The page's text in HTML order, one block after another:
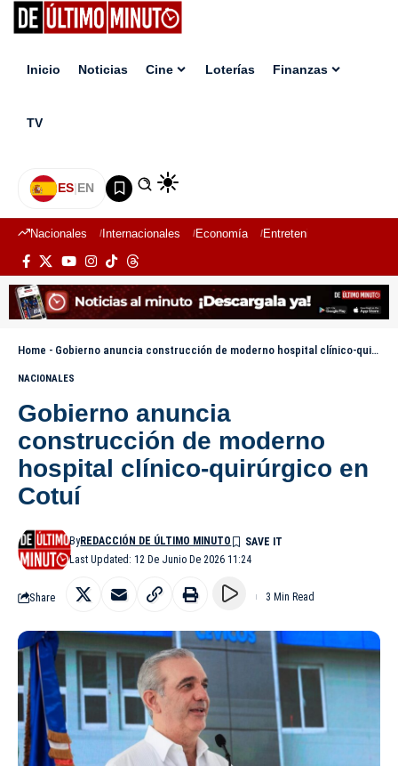
Inicio Noticias Cine Loterías Finanzas
TV
ES|EN
Nacionales Internacionales Economía Entretenimiento
Home - Gobierno anuncia construcción de moderno hospital clínico-quirúrgico en Cotuí
NACIONALES
Gobierno anuncia
construcción de moderno
hospital clínico-quirúrgico en
Cotuí
Last Updated: 12 De Junio De 2026 11:24
ByREDACCIÓN DE ÚLTIMO MINUTO
Share 3 Min Read